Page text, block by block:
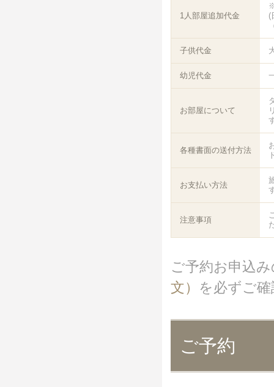
1人部屋追加代金
(
子供代金
幼児代金
お部屋について
各種書面の送付方法
お支払い方法
注意事項
ご予約お申込
文）
を必ずご
ご予約